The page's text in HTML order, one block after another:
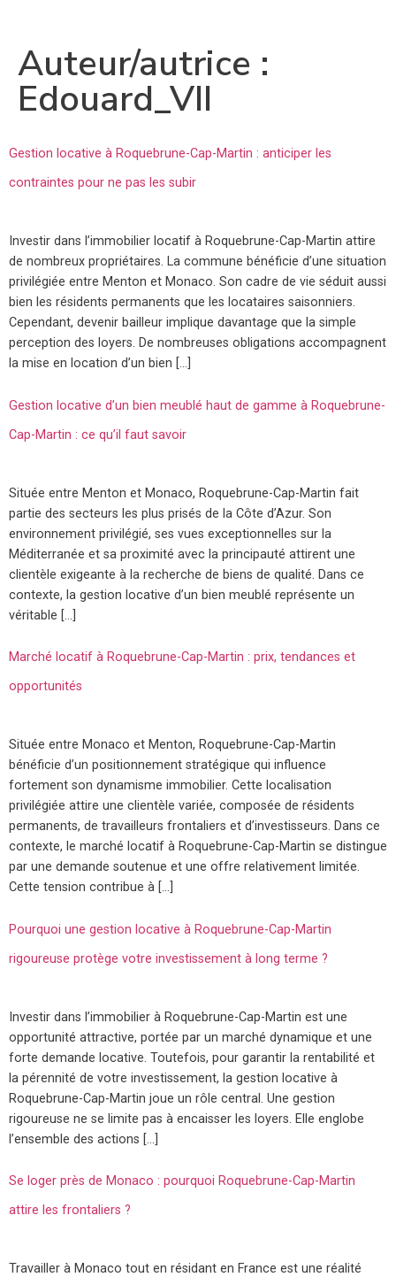
Auteur/autrice :
Edouard_VII
Gestion locative à Roquebrune-Cap-Martin : anticiper les
contraintes pour ne pas les subir
Investir dans l’immobilier locatif à Roquebrune-Cap-Martin attire
de nombreux propriétaires. La commune bénéficie d’une situation
privilégiée entre Menton et Monaco. Son cadre de vie séduit aussi
bien les résidents permanents que les locataires saisonniers.
Cependant, devenir bailleur implique davantage que la simple
perception des loyers. De nombreuses obligations accompagnent
la mise en location d’un bien […]
Gestion locative d’un bien meublé haut de gamme à Roquebrune-
Cap-Martin : ce qu’il faut savoir
Située entre Menton et Monaco, Roquebrune-Cap-Martin fait
partie des secteurs les plus prisés de la Côte d’Azur. Son
environnement privilégié, ses vues exceptionnelles sur la
Méditerranée et sa proximité avec la principauté attirent une
clientèle exigeante à la recherche de biens de qualité. Dans ce
contexte, la gestion locative d’un bien meublé représente un
véritable […]
Marché locatif à Roquebrune-Cap-Martin : prix, tendances et
opportunités
Située entre Monaco et Menton, Roquebrune-Cap-Martin
bénéficie d’un positionnement stratégique qui influence
fortement son dynamisme immobilier. Cette localisation
privilégiée attire une clientèle variée, composée de résidents
permanents, de travailleurs frontaliers et d’investisseurs. Dans ce
contexte, le marché locatif à Roquebrune-Cap-Martin se distingue
par une demande soutenue et une offre relativement limitée.
Cette tension contribue à […]
Pourquoi une gestion locative à Roquebrune-Cap-Martin
rigoureuse protège votre investissement à long terme ?
Investir dans l’immobilier à Roquebrune-Cap-Martin est une
opportunité attractive, portée par un marché dynamique et une
forte demande locative. Toutefois, pour garantir la rentabilité et
la pérennité de votre investissement, la gestion locative à
Roquebrune-Cap-Martin joue un rôle central. Une gestion
rigoureuse ne se limite pas à encaisser les loyers. Elle englobe
l’ensemble des actions […]
Se loger près de Monaco : pourquoi Roquebrune-Cap-Martin
attire les frontaliers ?
Travailler à Monaco tout en résidant en France est une réalité